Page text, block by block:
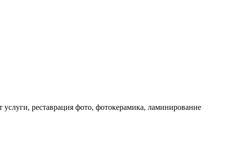
реставрация фото, фотокерамика, ламинирование